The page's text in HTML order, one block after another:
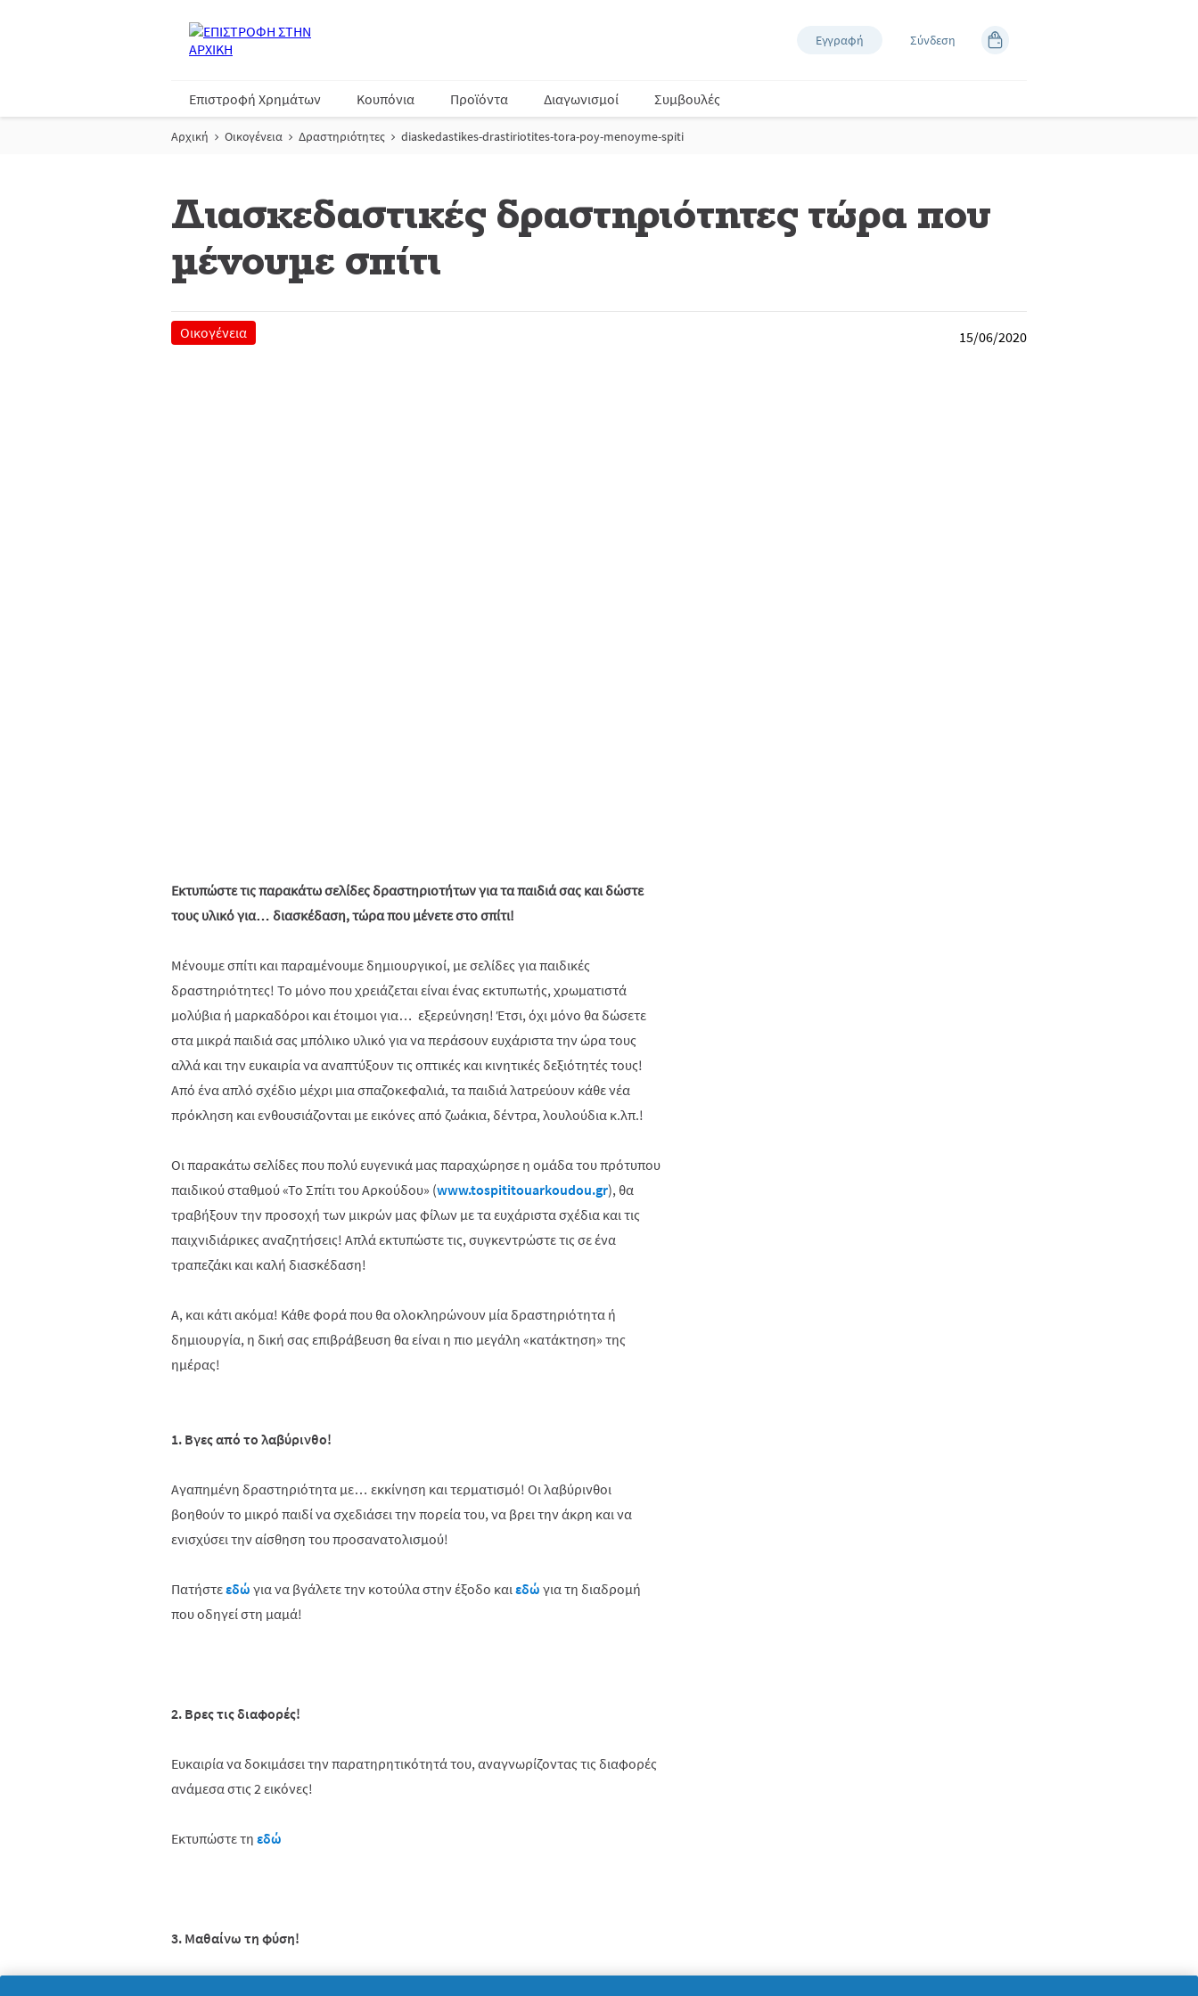
Εγγραφή Σύνδεση
Επιστροφή Χρημάτων Κουπόνια Προϊόντα Διαγωνισμοί Συμβουλές
Αρχική Οικογένεια Δραστηριότητες diaskedastikes-drastiriotites-tora-poy-menoyme-spiti
Διασκεδαστικές δραστηριότητες τώρα που
μένουμε σπίτι
Οικογένεια 15/06/2020
Εκτυπώστε τις παρακάτω σελίδες δραστηριοτήτων για τα παιδιά σας και δώστε
τους υλικό για… διασκέδαση, τώρα που μένετε στο σπίτι!
Μένουμε σπίτι και παραμένουμε δημιουργικοί, με σελίδες για παιδικές
δραστηριότητες! Το μόνο που χρειάζεται είναι ένας εκτυπωτής, χρωματιστά
μολύβια ή μαρκαδόροι και έτοιμοι για… εξερεύνηση! Έτσι, όχι μόνο θα δώσετε
στα μικρά παιδιά σας μπόλικο υλικό για να περάσουν ευχάριστα την ώρα τους
αλλά και την ευκαιρία να αναπτύξουν τις οπτικές και κινητικές δεξιότητές τους!
Από ένα απλό σχέδιο μέχρι μια σπαζοκεφαλιά, τα παιδιά λατρεύουν κάθε νέα
πρόκληση και ενθουσιάζονται με εικόνες από ζωάκια, δέντρα, λουλούδια κ.λπ.!
Οι παρακάτω σελίδες που πολύ ευγενικά μας παραχώρησε η ομάδα του πρότυπου
παιδικού σταθμού «Το Σπίτι του Αρκούδου» (www.tospititouarkoudou.gr), θα
τραβήξουν την προσοχή των μικρών μας φίλων με τα ευχάριστα σχέδια και τις
παιχνιδιάρικες αναζητήσεις! Απλά εκτυπώστε τις, συγκεντρώστε τις σε ένα
τραπεζάκι και καλή διασκέδαση!
Α, και κάτι ακόμα! Κάθε φορά που θα ολοκληρώνουν μία δραστηριότητα ή
δημιουργία, η δική σας επιβράβευση θα είναι η πιο μεγάλη «κατάκτηση» της
ημέρας!
1. Βγες από το λαβύρινθο!
Αγαπημένη δραστηριότητα με… εκκίνηση και τερματισμό! Οι λαβύρινθοι
βοηθούν το μικρό παιδί να σχεδιάσει την πορεία του, να βρει την άκρη και να
ενισχύσει την αίσθηση του προσανατολισμού!
Πατήστεεδώ για να βγάλετε την κοτούλα στην έξοδο καιεδώ για τη διαδρομή
που οδηγεί στη μαμά!
2. Βρες τις διαφορές!
Ευκαιρία να δοκιμάσει την παρατηρητικότητά του, αναγνωρίζοντας τις διαφορές
ανάμεσα στις 2 εικόνες!
Εκτυπώστε τη εδώ
3. Μαθαίνω τη φύση!